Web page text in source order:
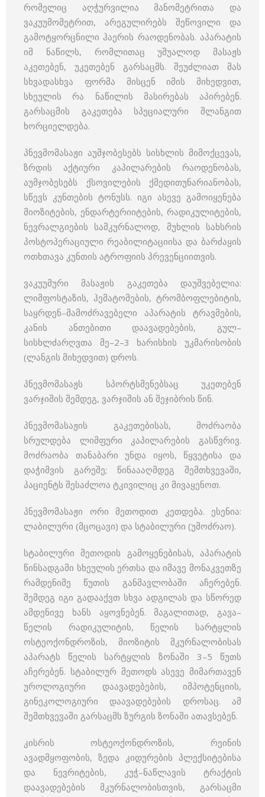
რომელიც აღჭურვილია მანომეტრითა და
ვაკუუმომეტრით, არეგულირებს შეწოვილი და
გამოტყორცნილი ჰაერის რაოდენობას. აპარატის
იმ ნაწილს, რომლითაც უშუალოდ მასაჟს
აკეთებენ, უკეთებენ გარსაცმს. შეუძლიათ მას
სხვადასხვა ფორმა მისცენ იმის მიხედვით,
სხეულის რა ნაწილის მასირებას აპირებენ.
გარსაცმის გაკეთება სპეციალური შლანგით
ხორციელდება.
პნევმომასაჟი აუმჯობესებს სისხლის მიმოქცევას,
ზრდის აქტიური კაპილარების რაოდენობას,
აუმჯობესებს ქსოვილების ქმედითუნარიანობას,
სწევს კუნთების ტონუსს. იგი ასევე გამოიყენება
მიოზიტების, ენდარტერიიტების, რადიკულიტების,
ნევრალგიების სამკურნალოდ, მუხლის სახსრის
პოსტოპერაციული რეაბილიტაციისა და ბარძაყის
ოთხთავა კუნთის ატროფიის პრევენციითვის.
ვაკუუმური მასაჟის გაკეთება დაუშვებელია:
ლიმფოსტაზის, ჰემატომების, ტრომბოფლებიტის,
საყრდენ–მამოძრავებელი აპარატის ტრავმების,
კანის ანთებითი დაავადებების, გულ–
სისხლძარღვთა მე–2–3 ხარისხის უკმარისობის
(ლანგის მიხედვით) დროს.
პნევმომასაჟს სპორტსმენებსაც უკეთებენ
ვარჯიშის შემდეგ, ვარჯიშის ან შეჯიბრის წინ.
პნევმომასაჟის გაკეთებისას, მოძრაობა
სრულდება ლიმფური კაპილარების გასწვრივ.
მოძრაობა თანაბარი უნდა იყოს, წყვეტისა და
დაჭიმვის გარეშე; წინაააღმდეგ შემთხვევაში,
პაციენტს შესაძლოა ტკივილიც კი მივაყენოთ.
პნევმომასაჟი ორი მეთოდით კეთდება. ესენია:
ლაბილური (მცოცავი) და სტაბილური (უმოძრაო).
სტაბილური მეთოდის გამოყენებისას, აპარატის
წინსადგამი სხეულის ერთსა და იმავე მონაკვეთზე
რამდენიმე წუთის განმავლობაში აჩერებენ.
შემდეგ იგი გადააქვთ სხვა ადგილას და სწორედ
ამდენივე ხანს აყოვნებენ. მაგალითად, გავა–
წელის რადიკულიტის, წელის სარტყლის
ოსტეოქონდროზის, მიოზიტის მკურნალობისას
აპარატს წელის სარტყლის ზონაში 3–5 წუთს
აჩერებენ. სტაბილურ მეთოდს ასევე მიმართავენ
უროლოგიური დაავადებების, იმპოტენციის,
გინეკოლოგიური დაავადებების დროსაც. ამ
შემთხვევაში გარსაცმს ზურგის ზონაში ათავსებენ.
კისრის ოსტეოქონდროზის, რეინის
ავადმყოფობის, ზედა კიდურების პლექსიტებისა
და ნევრიტების, კუჭ–ნაწლავის ტრაქტის
დაავადებების მკურნალობისთვის, გარსაცმი